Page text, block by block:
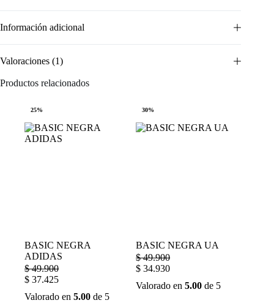
Información adicional
Valoraciones (1)
Productos relacionados
25%
BASIC NEGRA
ADIDAS
$49.900
$ 37.425
Valorado en 5.00 de 5
30%
BASIC NEGRA UA
$49.900
$ 34.930
Valorado en5.00 de 5